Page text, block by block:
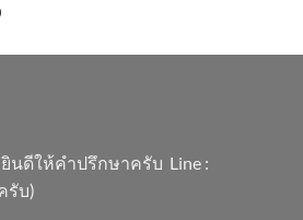
ยินดีให้คำปรึกษาครับ ​Line :
รับ)